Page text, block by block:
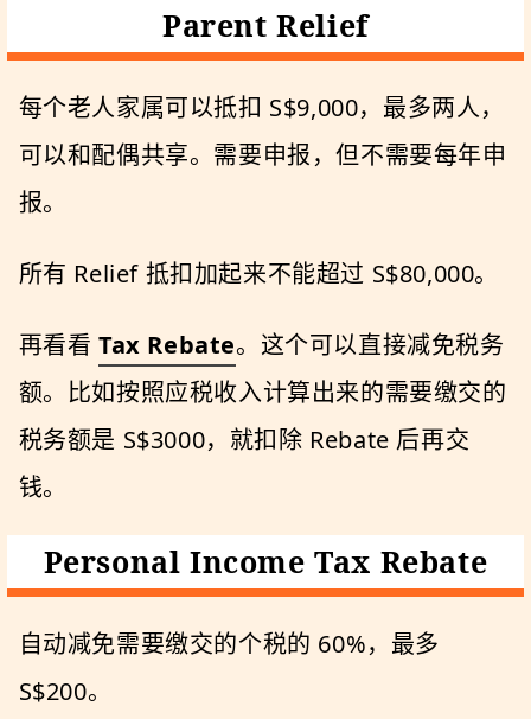
Parent Relief
每个老人家属可以抵扣 S$9,000，最多两人，
可以和配偶共享。需要申报，但不需要每年申
报。
所有 Relief 抵扣加起来不能超过 S$80,000。
再看看Tax Rebate。这个可以直接减免税务
额。比如按照应税收入计算出来的需要缴交的
税务额是 S$3000，就扣除 Rebate 后再交
钱。
Personal Income Tax Rebate
自动减免需要缴交的个税的 60%，最多
S$200。